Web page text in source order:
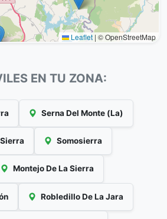
Leaflet | © OpenStreetMap
EN TU ZONA:
Serna Del Monte (La)
Somosierra
Montejo De La Sierra
Robledillo De La Jara